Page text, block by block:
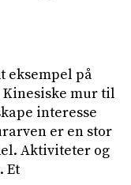
eksempel på
Kinesiske mur til
interesse
er en stor
Aktiviteter og
Et